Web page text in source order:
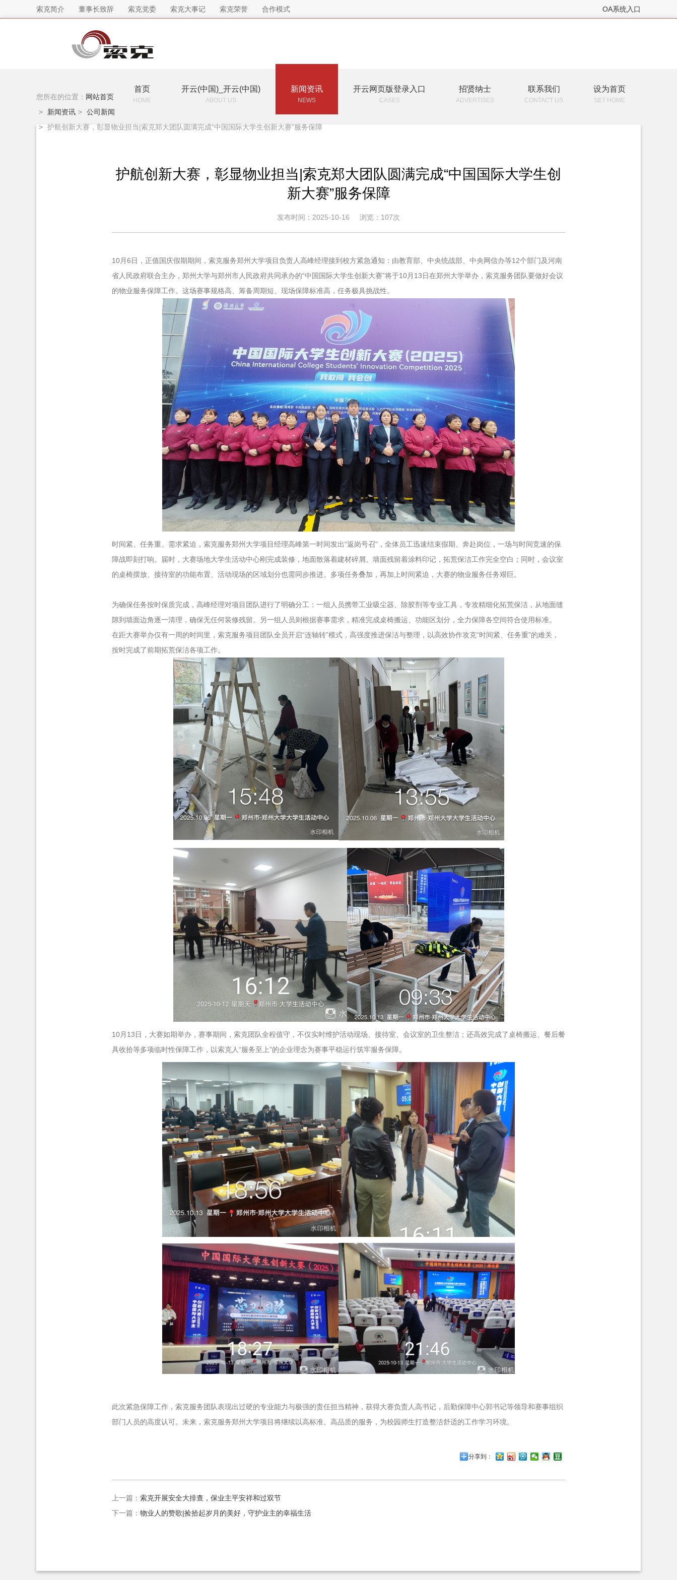
索克简介 董事长致辞 索克党委 索克大事记 索克荣誉 合作模式 OA系统入口
首页
HOME
开云(中国)_开云(中国)
ABOUT US
新闻资讯
NEWS
开云网页版登录入口
CASES
招贤纳士
ADVERTISES
联系我们
CONTACT US
设为首页
SET HOME
您所在的位置： 网站首页
>
新闻资讯 > 公司新闻
> 护航创新大赛，彰显物业担当|索克郑大团队圆满完成“中国国际大学生创新大赛”服务保障
护航创新大赛，彰显物业担当|索克郑大团队圆满完成“中国国际大学生创
新大赛”服务保障
发布时间：2025-10-16 浏览：107次
10月6日，正值国庆假期期间，索克服务郑州大学项目负责人高峰经理接到校方紧急通知：由教育部、中央统战部、中央网信办等12个部门及河南
省人民政府联合主办，郑州大学与郑州市人民政府共同承办的“中国国际大学生创新大赛”将于10月13日在郑州大学举办，索克服务团队要做好会议
的物业服务保障工作。这场赛事规格高、筹备周期短、现场保障标准高，任务极具挑战性。
时间紧、任务重、需求紧迫，索克服务郑州大学项目经理高峰第一时间发出“返岗号召”，全体员工迅速结束假期、奔赴岗位，一场与时间竞速的保
障战即刻打响。届时，大赛场地大学生活动中心刚完成装修，地面散落着建材碎屑、墙面残留着涂料印记，拓荒保洁工作完全空白；同时，会议室
的桌椅摆放、接待室的功能布置、活动现场的区域划分也需同步推进。多项任务叠加，再加上时间紧迫，大赛的物业服务任务艰巨。
为确保任务按时保质完成，高峰经理对项目团队进行了明确分工：一组人员携带工业吸尘器、除胶剂等专业工具，专攻精细化拓荒保洁，从地面缝
隙到墙面边角逐一清理，确保无任何装修残留。另一组人员则根据赛事需求，精准完成桌椅搬运、功能区划分，全力保障各空间符合使用标准。
在距大赛举办仅有一周的时间里，索克服务项目团队全员开启“连轴转”模式，高强度推进保洁与整理，以高效协作攻克“时间紧、任务重”的难关，
按时完成了前期拓荒保洁各项工作。
10月13日，大赛如期举办，赛事期间，索克团队全程值守，不仅实时维护活动现场、接待室、会议室的卫生整洁；还高效完成了桌椅搬运、餐后餐
具收拾等多项临时性保障工作，以索克人“服务至上”的企业理念为赛事平稳运行筑牢服务保障。
此次紧急保障工作，索克服务团队表现出过硬的专业能力与极强的责任担当精神，获得大赛负责人高书记，后勤保障中心郭书记等领导和赛事组织
部门人员的高度认可。未来，索克服务郑州大学项目将继续以高标准、高品质的服务，为校园师生打造整洁舒适的工作学习环境。
分享到：
上一篇： 索克开展安全大排查，保业主平安祥和过双节
下一篇： 物业人的赞歌|捡拾起岁月的美好，守护业主的幸福生活